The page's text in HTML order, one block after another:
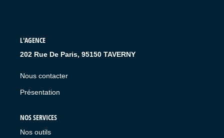
L'AGENCE
202 Rue De Paris, 95150 TAVERNY
Nous contacter
Présentation
NOS SERVICES
Nos outils